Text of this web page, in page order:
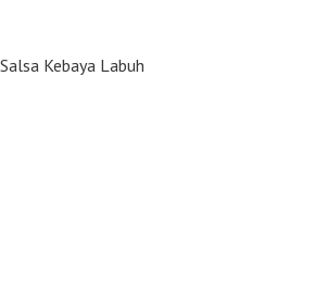
Salsa Kebaya Labuh